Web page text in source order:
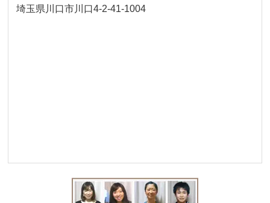
埼玉県川口市川口4-2-41-1004